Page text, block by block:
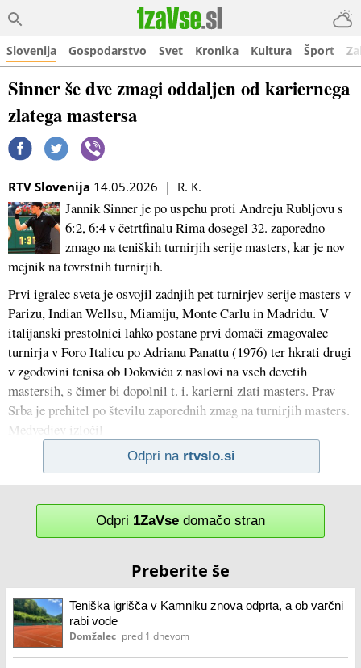
Slovenija Gospodarstvo Svet Kronika Kultura Šport
Sinner še dve zmagi oddaljen od kariernega
zlatega mastersa
RTV Slovenija 14.05.2026 | R. K.
Jannik Sinner je po uspehu proti Andreju Rubljovu s
6:2, 6:4 v četrtfinalu Rima dosegel 32. zaporedno
zmago na teniških turnirjih serije masters, kar je nov
mejnik na tovrstnih turnirjih.
Prvi igralec sveta je osvojil zadnjih pet turnirjev serije masters v
Parizu, Indian Wellsu, Miamiju, Monte Carlu in Madridu. V
italijanski prestolnici lahko postane prvi domači zmagovalec
turnirja v Foro Italicu po Adrianu Panattu (1976) ter hkrati drugi
v zgodovini tenisa ob Đokoviću z naslovi na vseh devetih
mastersih, s čimer bi dopolnil t. i. karierni zlati masters. Prav
Srba je prehitel po številu zaporednih zmag na turnirjih masters.
Medvedjev izločil
Odpri na rtvslo.si
Odpri 1ZaVse domačo stran
Preberite še
Teniška igrišča v Kamniku znova odprta, a ob varčni
rabi vode
Domžalec pred 1 dnevom